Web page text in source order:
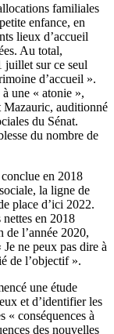
familiales
enfance, en
lieux d’accueil
Au total,
juillet sur ce seul
d’accueil ».
une « atonie »,
Mazauric, auditionné
du Sénat.
du nombre de
en 2018
la ligne de
place d’ici 2022.
en 2018
l’année 2020,
ne peux pas dire à
de l’objectif ».
une étude
et d’identifier les
« conséquences à
des nouvelles